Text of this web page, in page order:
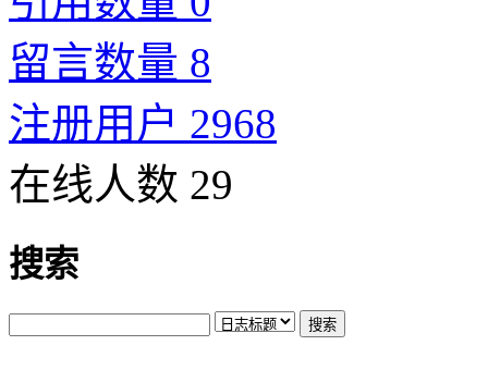
留言数量 8
注册用户 2968
在线人数 29
搜索